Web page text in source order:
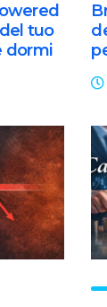
tuo
dormi